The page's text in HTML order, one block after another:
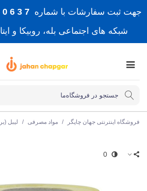
جهت ثبت سفارشات با شماره 7 3 6 0 5 0 1 2 9 9 0
شبکه های اجتماعی بله، روبیکا و ایتا
فروشگاه اینترنتی جهان چاپگر / مواد مصرفی / لیبل
0